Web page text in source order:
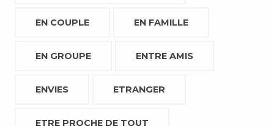
EN COUPLE EN FAMILLE
EN GROUPE ENTRE AMIS
ENVIES ETRANGER
ETRE PROCHE DE TOUT